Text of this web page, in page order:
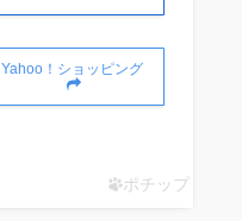
Yahoo！ショッピング
ポチップ